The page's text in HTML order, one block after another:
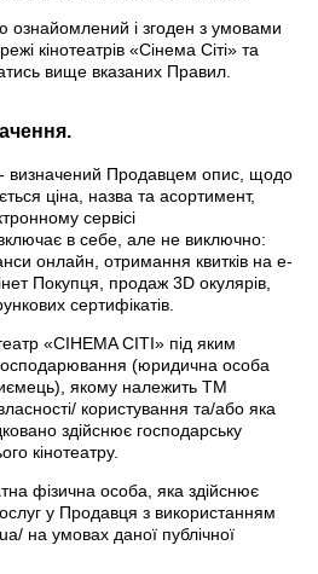
ознайомлений і згоден з умовами
кінотеатрів «Сінема Сіті» та
вище вказаних Правил.
визначений Продавцем опис, щодо
ціна, назва та асортимент,
сервісі
в себе, але не виключно:
онлайн, отримання квитків на e-
Покупця, продаж 3D окулярів,
сертифікатів.
«CIНEMA СІТІ» під яким
господарювання (юридична особа
якому належить ТМ
користування та/або яка
здійснює господарську
кінотеатру.
фізична особа, яка здійснює
у Продавця з використанням
на умовах даної публічної